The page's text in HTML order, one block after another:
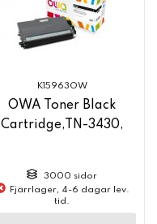
K15963OW
OWA Toner Black
Cartridge,TN-3430,
3000 sidor
Fjärrlager, 4-6 dagar lev.
tid.